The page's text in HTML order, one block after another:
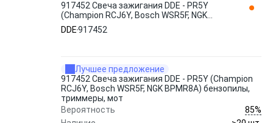
917452 Свеча зажигания DDE - PR5Y
(Champion RCJ6Y, Bosch WSR5F, NGK
BPMR8A) бензопилы, триммеры, мот
DDE917452
Лучшее предложение
917452 Свеча зажигания DDE - PR5Y (Champion
RCJ6Y, Bosch WSR5F, NGK BPMR8A) бензопилы,
триммеры, мот
Вероятность
85%